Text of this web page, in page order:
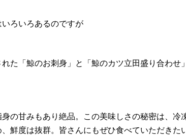
ろいろあるのですが
た「鯨のお刺身」と「鯨のカツ立田盛り合わせ
の甘みもあり絶品。この美味しさの秘密は、冷
鮮度は抜群。皆さんにもぜひ食べていただきた